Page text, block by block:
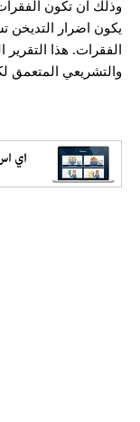
يكون اضرار
الفقرات. هذا
والتشريعي المتعمق